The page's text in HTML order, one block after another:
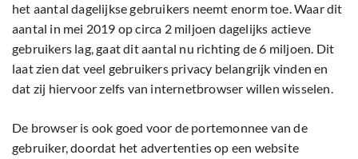
het aantal dagelijkse gebruikers neemt enorm toe. Waar dit
aantal in mei 2019 op circa 2 miljoen dagelijks actieve
gebruikers lag, gaat dit aantal nu richting de 6 miljoen. Dit
laat zien dat veel gebruikers privacy belangrijk vinden en
dat zij hiervoor zelfs van internetbrowser willen wisselen.
De browser is ook goed voor de portemonnee van de
gebruiker, doordat het advertenties op een website